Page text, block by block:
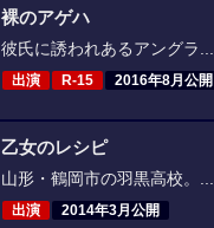
裸のアゲハ
彼氏に誘われあるアングラ...
出演 R-15 2016年8月公開
乙女のレシピ
山形・鶴岡市の羽黒高校。...
出演 2014年3月公開